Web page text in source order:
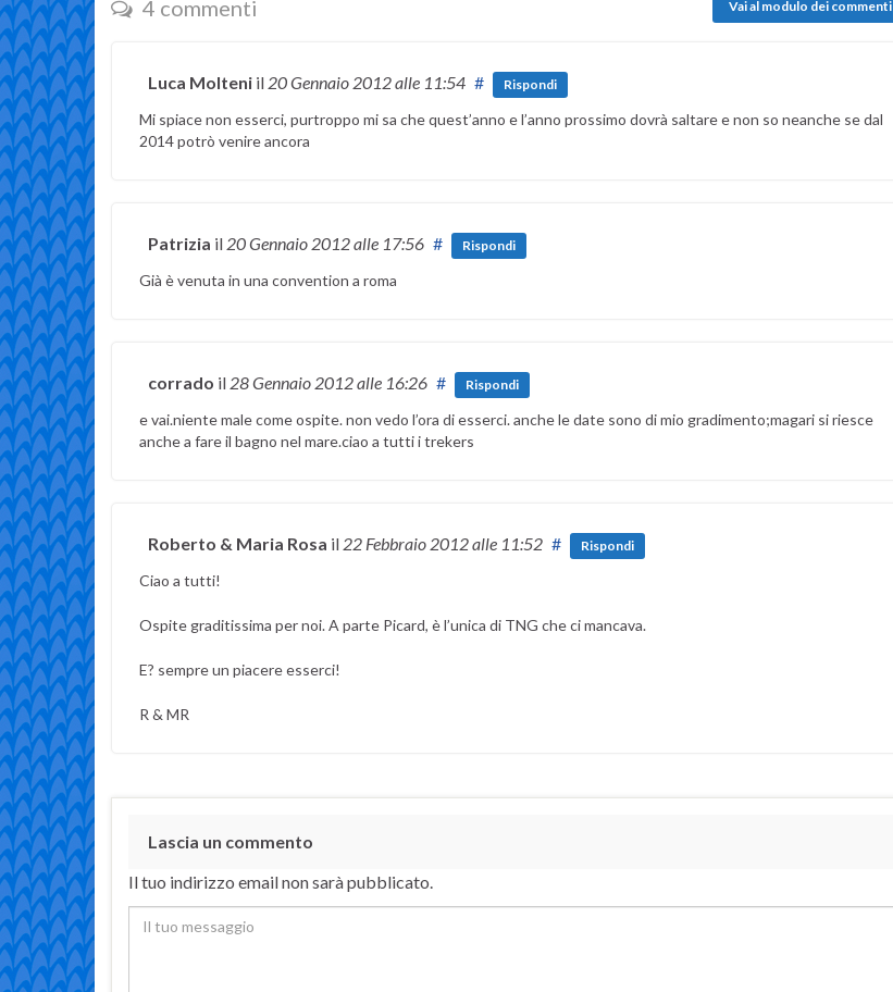
4 commenti Vai al modulo dei commenti
Luca Molteni il 20 Gennaio 2012alle 11:54 # Rispondi
Mi spiace non esserci, purtroppo mi sa che quest’anno e l’anno prossimo dovrà saltare e non so neanche se dal
2014 potrò venire ancora
Patrizia il 20 Gennaio 2012alle 17:56 # Rispondi
Già è venuta in una convention a roma
corrado il 28 Gennaio 2012alle 16:26 # Rispondi
e vai.niente male come ospite. non vedo l’ora di esserci. anche le date sono di mio gradimento;magari si riesce
anche a fare il bagno nel mare.ciao a tutti i trekers
Roberto & Maria Rosa il 22 Febbraio 2012alle 11:52 # Rispondi
Ciao a tutti!
Ospite graditissima per noi. A parte Picard, è l’unica di TNG che ci mancava.
E? sempre un piacere esserci!
R & MR
Lascia un commento
Il tuo indirizzo email non sarà pubblicato.